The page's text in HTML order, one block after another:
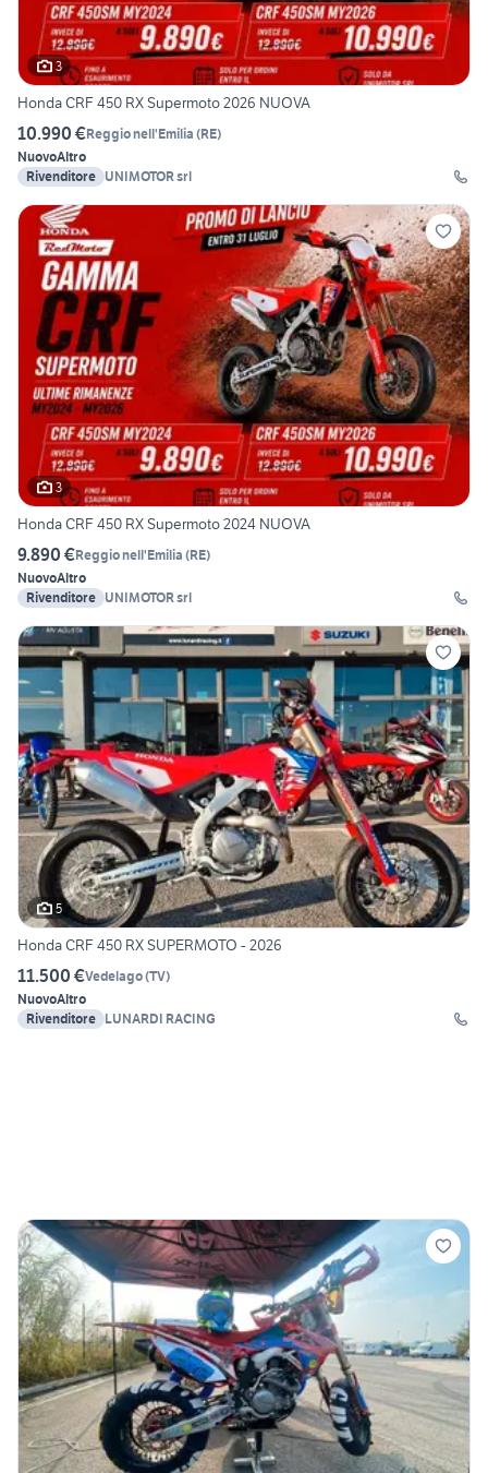
3
Honda CRF 450 RX Supermoto 2026 NUOVA
10.990 €Reggio nell'Emilia (RE)
NuovoAltro
Rivenditore UNIMOTOR srl
3
Honda CRF 450 RX Supermoto 2024 NUOVA
9.890 €Reggio nell'Emilia (RE)
NuovoAltro
Rivenditore UNIMOTOR srl
5
Honda CRF 450 RX SUPERMOTO - 2026
11.500 €Vedelago(TV)
NuovoAltro
Rivenditore LUNARDI RACING